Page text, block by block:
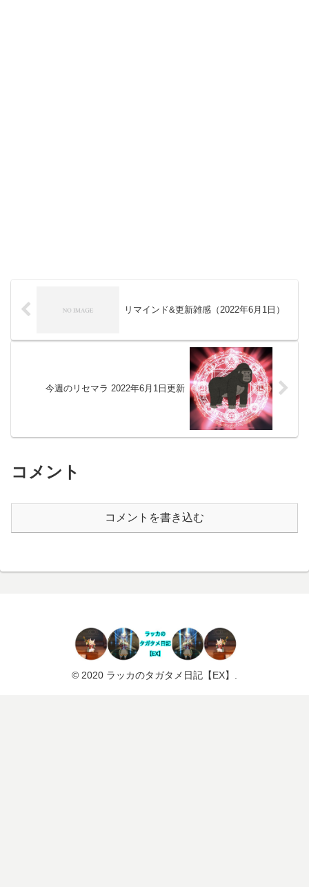
リマインド&更新雑感（2022年6月1日）
今週のリセマラ 2022年6月1日更新
コメント
コメントを書き込む
© 2020 ラッカのタガタメ日記【EX】.